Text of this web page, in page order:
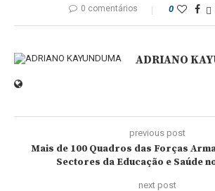
0 comentários 0
ADRIANO
previous post
Mais de 100 Quadros das Forças
Sectores da Educação e Saúde
next post